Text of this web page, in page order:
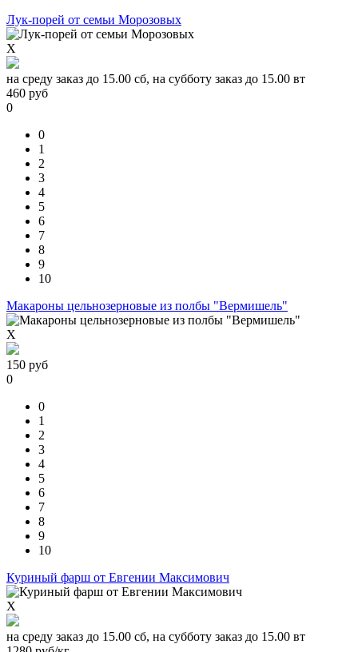
Лук-порей от семьи Морозовых
X
на среду заказ до 15.00 сб, на субботу заказ до 15.00 вт
460 руб
0
0
1
2
3
4
5
6
7
8
9
10
Макароны цельнозерновые из полбы "Вермишель"
X
150 руб
0
0
1
2
3
4
5
6
7
8
9
10
Куриный фарш от Евгении Максимович
X
на среду заказ до 15.00 сб, на субботу заказ до 15.00 вт